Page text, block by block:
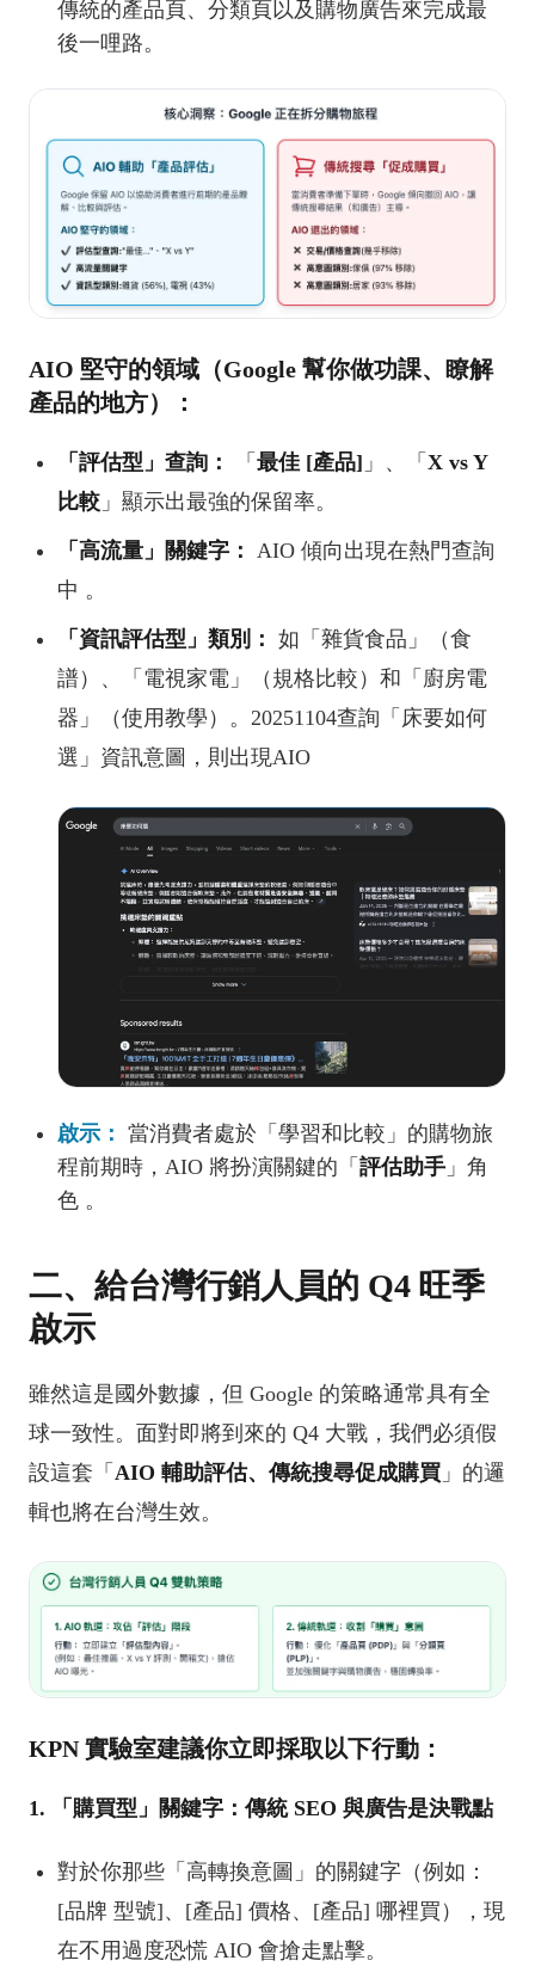
傳統的產品頁、分類頁以及購物廣告來完成最
後一哩路。
AIO 堅守的領域（Google 幫你做功課、瞭解
產品的地方）：
「評估型」查詢： 「 最佳 [產品] 」、「 X vs Y
比較 」顯示出最強的保留率。
「 高流量 」 關鍵字：
AIO 傾向出現在熱門查詢
中 。
「資訊評估型」類別： 如「雜貨食品」（食
譜）、「電視家電」（規格比較）和「廚房電
器」（使用教學）。 20251104查詢「床要如何
選」資訊意圖，則出現AIO
啟示： 當消費者處於「學習和比較」的購物旅
程前期時，AIO 將扮演關鍵的「 評估助手 」角
色 。
二、給台灣行銷人員的 Q4 旺季
啟示
雖然這是國外數據，但 Google 的策略通常具有全
球一致性。面對即將到來的 Q4 大戰，我們必須假
設這套「 AIO 輔助評估、傳統搜尋促成購買 」的邏
輯也將在台灣生效。
KPN 實驗室建議你立即採取以下行動：
1. 「購買型」關鍵字：傳統 SEO 與廣告是決戰點
對於你那些「高轉換意圖」的關鍵字（例如：
[品牌 型號]、[產品] 價格、[產品] 哪裡買），現
在不用過度恐慌 AIO 會搶走點擊。